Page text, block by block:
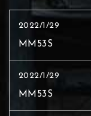
2022/1/29
MM53S
2022/1/29
MM53S